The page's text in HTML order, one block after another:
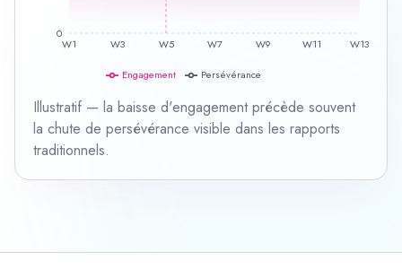
W1 W3 W5 W7 W9 W11 W13
0
Engagement Persévérance
Illustratif — la baisse d'engagement précède souvent
la chute de persévérance visible dans les rapports
traditionnels.